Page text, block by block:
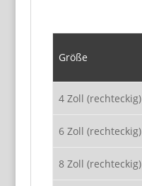
Größe
4 Zoll (rechteckig)
6 Zoll (rechteckig)
8 Zoll (rechteckig)